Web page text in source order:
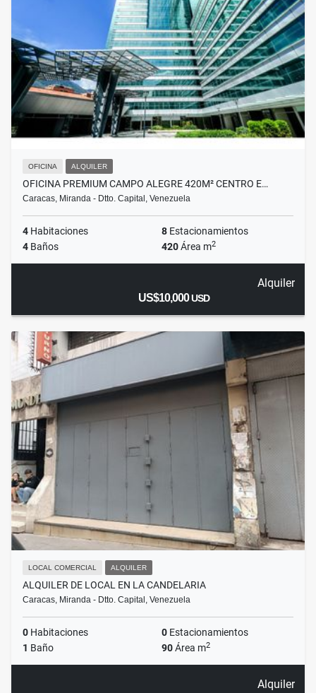
OFICINA ALQUILER
OFICINA PREMIUM CAMPO ALEGRE 420M² CENTRO E…
Caracas, Miranda - Dtto. Capital, Venezuela
4 Habitaciones 8 Estacionamientos
4 Baños 420Área m2
Alquiler
US$10,000USD
LOCAL COMERCIAL ALQUILER
ALQUILER DE LOCAL EN LA CANDELARIA
Caracas, Miranda - Dtto. Capital, Venezuela
0 Habitaciones 0 Estacionamientos
1 Baño 90Área m2
Alquiler